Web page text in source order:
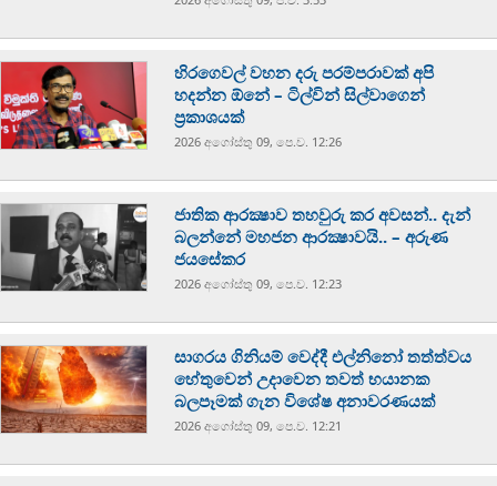
හිරගෙවල් වහන දරු පරම්පරාවක් අපි
හදන්න ඕනේ – ටිල්වින් සිල්වාගෙන්
ප්‍රකාශයක්
2026 අගෝස්‍තු 09, පෙ.ව. 12:26
ජාතික ආරක්‍ෂාව තහවුරු කර අවසන්.. දැන්
බලන්නේ මහජන ආරක්‍ෂාවයි.. – අරුණ
ජයසේකර
2026 අගෝස්‍තු 09, පෙ.ව. 12:23
සාගරය ගිනියම් වෙද්දී එල්නිනෝ තත්ත්වය
හේතුවෙන් උදාවෙන තවත් භයානක
බලපෑමක් ගැන විශේෂ අනාවරණයක්
2026 අගෝස්‍තු 09, පෙ.ව. 12:21